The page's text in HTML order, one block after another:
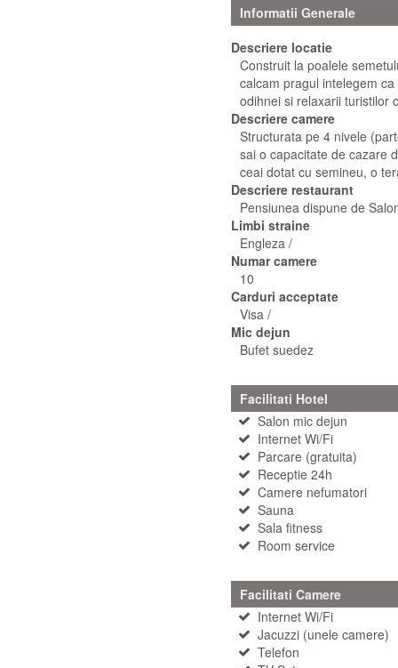
Informatii Generale
Descriere locatie
Construit la poalele
calcam pragul intelegem
odihnei si relaxarii turistilor
Descriere camere
Structurata pe 4 nivele
sai o capacitate de cazare
ceai dotat cu semineu, o
Descriere restaurant
Pensiunea dispune de
Limbi straine
Engleza /
Numar camere
10
Carduri acceptate
Visa /
Mic dejun
Bufet suedez
Facilitati Hotel
Salon mic dejun
Internet Wi/Fi
Parcare (gratuita)
Receptie 24h
Camere nefumatori
Sauna
Sala fitness
Room service
Facilitati Camere
Internet Wi/Fi
Jacuzzi (unele camere)
Telefon